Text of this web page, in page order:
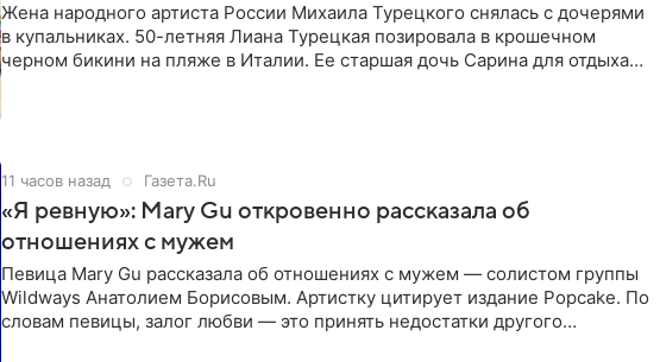
Жена народного артиста России Михаила Турецкого снялась с дочерями
в купальниках. 50-летняя Лиана Турецкая позировала в крошечном
черном бикини на пляже в Италии. Ее старшая дочь Сарина для отдыха
11 часов назад Газета.Ru
«Я ревную»: Mary Gu откровенно рассказала об
отношениях с мужем
Певица Mary Gu рассказала об отношениях с мужем — солистом группы
Wildways Анатолием Борисовым. Артистку цитирует издание Popcake. По
словам певицы, залог любви — это принять недостатки другого